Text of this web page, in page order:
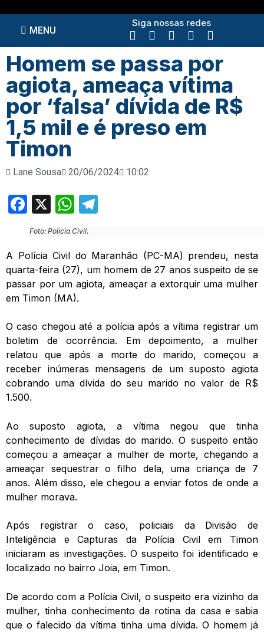
MENU
Siga nossas redes
Homem se passa por
agiota, ameaça vítima
por ‘falsa’ dívida de R$
1,5 mil e é preso em
Timon
Lane Sousa 20/06/2024 10:02
Facebook
X WhatsApp
Foto: Polícia Civil.
A Polícia Civil do Maranhão (PC-MA) prendeu, nesta
quarta-feira (27), um homem de 27 anos suspeito de se
passar por um agiota, ameaçar a extorquir uma mulher
em Timon (MA).
O caso chegou até a polícia após a vítima registrar um
boletim de ocorrência. Em depoimento, a mulher
relatou que após a morte do marido, começou a
receber inúmeras mensagens de um suposto agiota
cobrando uma dívida do seu marido no valor de R$
1.500.
Ao suposto agiota, a vítima negou que tinha
conhecimento de dívidas do marido. O suspeito então
começou a ameaçar a mulher de morte, chegando a
ameaçar sequestrar o filho dela, uma criança de 7
anos. Além disso, ele chegou a enviar fotos de onde a
mulher morava.
Após registrar o caso, policiais da Divisão de
Inteligência e Capturas da Polícia Civil em Timon
iniciaram as investigações. O suspeito foi identificado e
localizado no bairro Joia, em Timon.
De acordo com a Polícia Civil, o suspeito era vizinho da
mulher, tinha conhecimento da rotina da casa e sabia
que o falecido da vítima tinha uma dívida. O homem já